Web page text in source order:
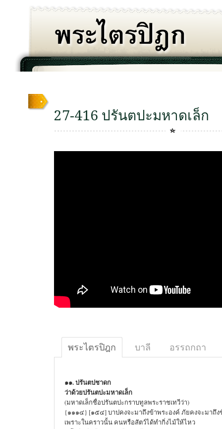
27-416 ปรันตปะมหาดเล็ก
พระไตรปิฎก บาลี อรรถกถา
๑๑. ปรันตปชาดก
ว่าด้วยปรันตปะมหาดเล็ก
(มหาดเล็กชื่อปรันตปะกราบทูลพระราชเทวีว่า)
{๑๑๑๔} [๑๕๔] บาปคงจะมาถึงข้าพระองค์ ภัยคงจะมาถึง
เพราะในคราวนั้น คนหรือสัตว์ได้ทำกิ่งไม้ให้ไหว